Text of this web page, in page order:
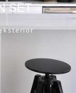
SET